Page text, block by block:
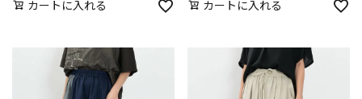
カートに入れる カートに入れる